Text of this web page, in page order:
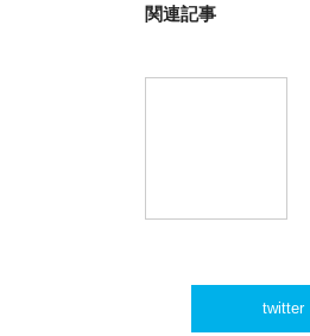
関連記事
twitter